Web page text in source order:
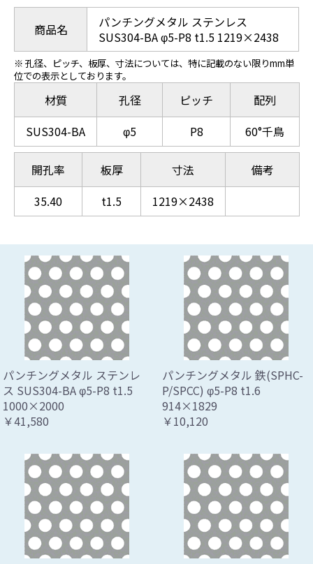
商品名
パンチングメタル ステンレス
SUS304-BA φ5-P8 t1.5 1219×2438
※ 孔径、ピッチ、板厚、寸法については、特に記載のない限りmm単
位での表示としております。
材質
SUS304-BA
孔径
φ5
ピッチ
P8
配列
60°千鳥
開孔率
35.40
板厚
t1.5
寸法
1219×2438
備考
パンチングメタル ステンレ
ス SUS304-BA φ5-P8 t1.5
1000×2000
￥41,580
パンチングメタル 鉄(SPHC-
P/SPCC) φ5-P8 t1.6
914×1829
￥10,120